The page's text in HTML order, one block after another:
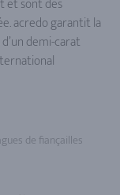
acredo garantit la
demi-carat
de fiançailles